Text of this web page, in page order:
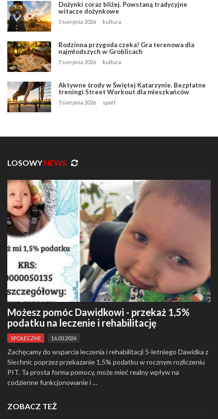
Dożynki coraz bliżej. Powstaną tradycyjne
witacze dożynkowe
5 sierpnia 2026 kultura
Rodzinna przygoda czeka! Gra terenowa dla
najmłodszych w Groblicach
5 sierpnia 2026 kultura
Aktywne środy w Świętej Katarzynie. Bezpłatne
treningi Street Workout dla mieszkańców
5 sierpnia 2026 sport
LOSOWY NEWS
Możesz pomóc Dawidkowi - przekaż 1,5%
podatku na leczenie i rehabilitację
SPOŁECZNE 16.03.2026
Zachęcamy do wsparcia leczenia i rehabilitacji 5-letniego Dawidka z
Siechnic poprzez przekazanie 1,5% podatku w rocznym rozliczeniu
PIT. Ta prosta forma pomocy, może mieć realny wpływ na
codzienne funkcjonowanie i …
ZOBACZ TEŻ